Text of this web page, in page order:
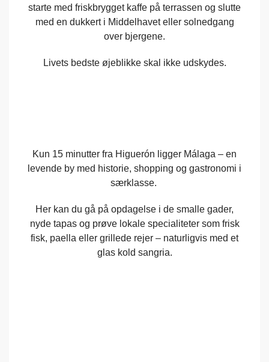
starte med friskbrygget kaffe på terrassen og slutte
med en dukkert i Middelhavet eller solnedgang
over bjergene.
Livets bedste øjeblikke skal ikke udskydes.
Kun 15 minutter fra Higuerón ligger Málaga – en
levende by med historie, shopping og gastronomi i
særklasse.
Her kan du gå på opdagelse i de smalle gader,
nyde tapas og prøve lokale specialiteter som frisk
fisk, paella eller grillede rejer – naturligvis med et
glas kold sangria.